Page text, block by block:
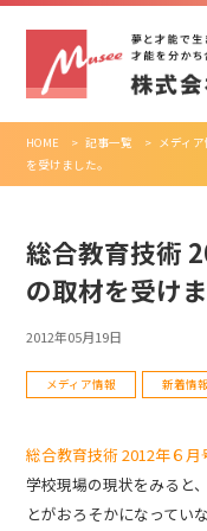
HOME > 記事一覧 > メディ
を受けました。
総合教育技術
の取材を受けま
2012年05月19日
メディア情報 新着情報
総合教育技術 2012年６月
学校現場の現状をみると
とがおろそかになってい